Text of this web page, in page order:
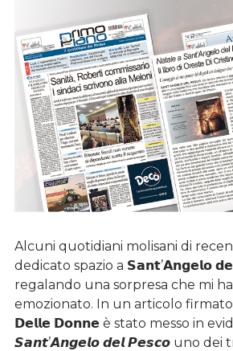
Alcuni quotidiani molisani di
dedicato spazio a 𝗦𝗮𝗻𝘁’𝗔𝗻𝗴𝗲𝗹𝗼
regalando una sorpresa che mi
emozionato. In un articolo firmato
𝗗𝗲𝗹𝗹𝗲 𝗗𝗼𝗻𝗻𝗲 è stato messo in
𝙎𝙖𝙣𝙩’𝘼𝙣𝙜𝙚𝙡𝙤 𝙙𝙚𝙡 𝙋𝙚𝙨𝙘𝙤 uno dei